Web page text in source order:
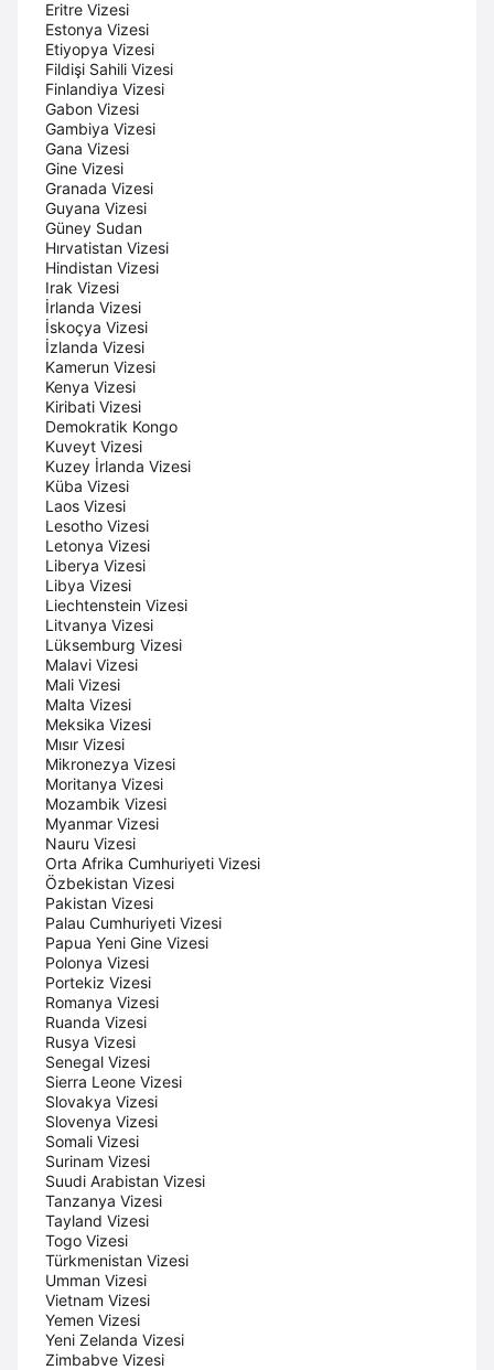
Eritre Vizesi
Estonya Vizesi
Etiyopya Vizesi
Fildişi Sahili Vizesi
Finlandiya Vizesi
Gabon Vizesi
Gambiya Vizesi
Gana Vizesi
Gine Vizesi
Granada Vizesi
Guyana Vizesi
Güney Sudan
Hırvatistan Vizesi
Hindistan Vizesi
Irak Vizesi
İrlanda Vizesi
İskoçya Vizesi
İzlanda Vizesi
Kamerun Vizesi
Kenya Vizesi
Kiribati Vizesi
Demokratik Kongo
Kuveyt Vizesi
Kuzey İrlanda Vizesi
Küba Vizesi
Laos Vizesi
Lesotho Vizesi
Letonya Vizesi
Liberya Vizesi
Libya Vizesi
Liechtenstein Vizesi
Litvanya Vizesi
Lüksemburg Vizesi
Malavi Vizesi
Mali Vizesi
Malta Vizesi
Meksika Vizesi
Mısır Vizesi
Mikronezya Vizesi
Moritanya Vizesi
Mozambik Vizesi
Myanmar Vizesi
Nauru Vizesi
Orta Afrika Cumhuriyeti Vizesi
Özbekistan Vizesi
Pakistan Vizesi
Palau Cumhuriyeti Vizesi
Papua Yeni Gine Vizesi
Polonya Vizesi
Portekiz Vizesi
Romanya Vizesi
Ruanda Vizesi
Rusya Vizesi
Senegal Vizesi
Sierra Leone Vizesi
Slovakya Vizesi
Slovenya Vizesi
Somali Vizesi
Surinam Vizesi
Suudi Arabistan Vizesi
Tanzanya Vizesi
Tayland Vizesi
Togo Vizesi
Türkmenistan Vizesi
Umman Vizesi
Vietnam Vizesi
Yemen Vizesi
Yeni Zelanda Vizesi
Zimbabve Vizesi